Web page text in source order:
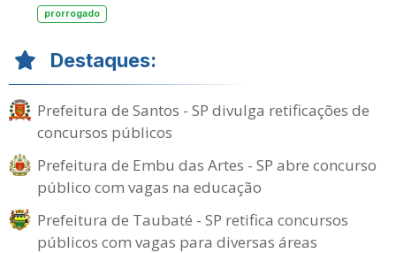
prorrogado
Destaques:
Prefeitura de Santos - SP divulga retificações de
concursos públicos
Prefeitura de Embu das Artes - SP abre concurso
público com vagas na educação
Prefeitura de Taubaté - SP retifica concursos
públicos com vagas para diversas áreas